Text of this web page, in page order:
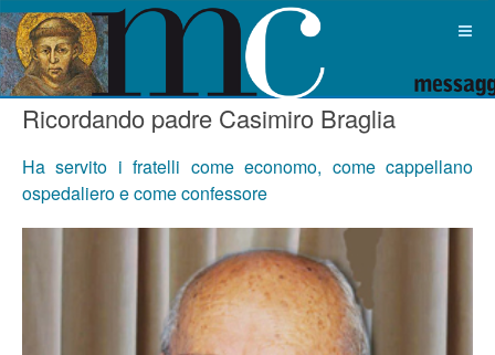
Ricordando padre Casimiro Braglia
Ha servito i fratelli come economo, come cappellano
ospedaliero e come confessore